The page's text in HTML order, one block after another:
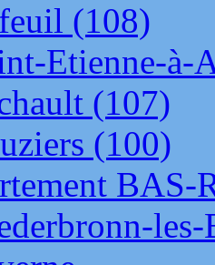
(108)
Etienne-à-
(107)
(100)
BAS-